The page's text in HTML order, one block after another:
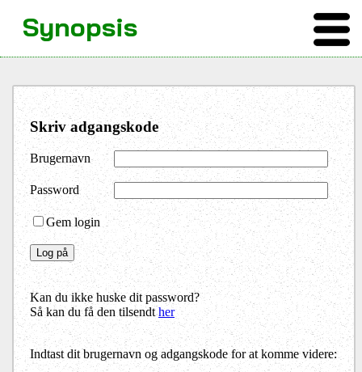
Skriv adgangskode
Brugernavn
Password
Gem login
Kan du ikke huske dit password?
Så kan du få den tilsendther
Indtast dit brugernavn og adgangskode for at komme videre:
Synopsis